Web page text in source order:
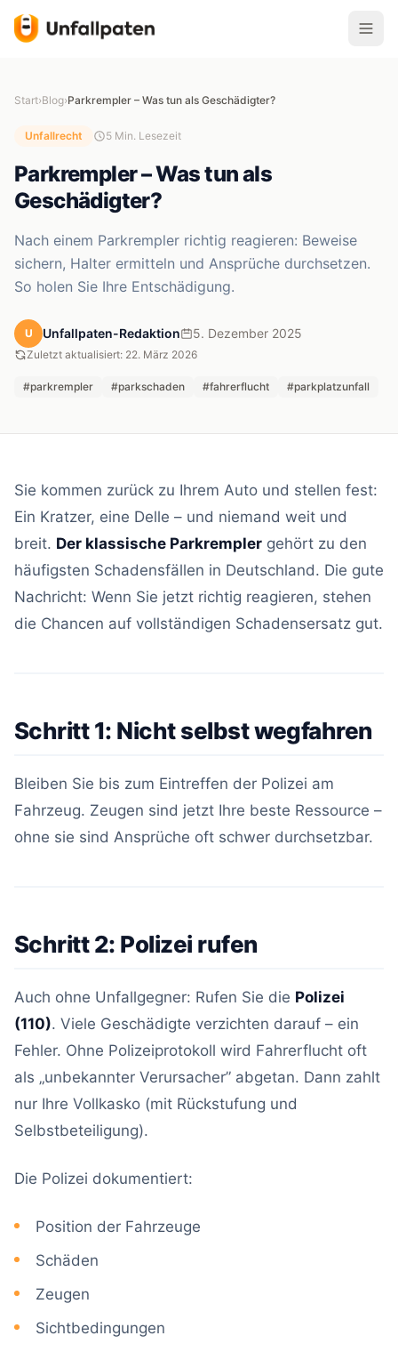
Start›Blog›Parkrempler – Was tun als Geschädigter?
Unfallrecht 5 Min. Lesezeit
Parkrempler – Was tun als
Geschädigter?
Nach einem Parkrempler richtig reagieren: Beweise
sichern, Halter ermitteln und Ansprüche durchsetzen.
So holen Sie Ihre Entschädigung.
U Unfallpaten-Redaktion 5. Dezember 2025
Zuletzt aktualisiert: 22. März 2026
#parkrempler #parkschaden #fahrerflucht #parkplatzunfall
Sie kommen zurück zu Ihrem Auto und stellen fest:
Ein Kratzer, eine Delle – und niemand weit und
breit. Der klassische Parkrempler gehört zu den
häufigsten Schadensfällen in Deutschland. Die gute
Nachricht: Wenn Sie jetzt richtig reagieren, stehen
die Chancen auf vollständigen Schadensersatz gut.
Schritt 1: Nicht selbst wegfahren
Bleiben Sie bis zum Eintreffen der Polizei am
Fahrzeug. Zeugen sind jetzt Ihre beste Ressource –
ohne sie sind Ansprüche oft schwer durchsetzbar.
Schritt 2: Polizei rufen
Auch ohne Unfallgegner: Rufen Sie die Polizei
(110). Viele Geschädigte verzichten darauf – ein
Fehler. Ohne Polizeiprotokoll wird Fahrerflucht oft
als „unbekannter Verursacher” abgetan. Dann zahlt
nur Ihre Vollkasko (mit Rückstufung und
Selbstbeteiligung).
Die Polizei dokumentiert:
Position der Fahrzeuge
Schäden
Zeugen
Sichtbedingungen